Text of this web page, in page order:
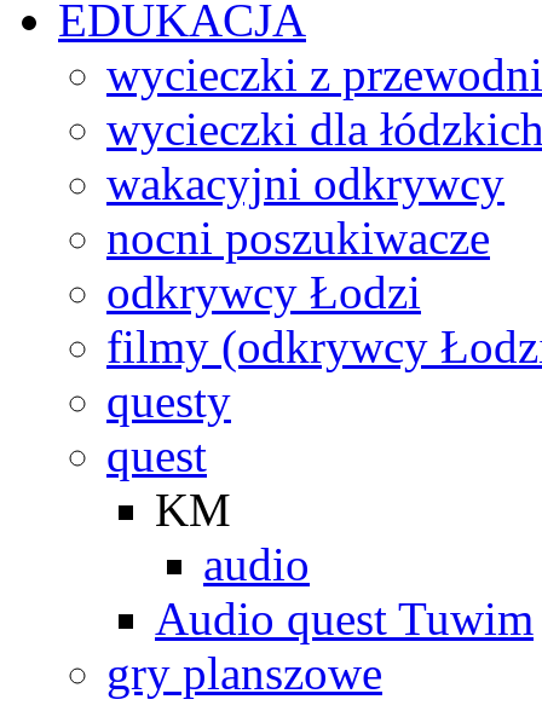
EDUKACJA
wycieczki z
wycieczki dla
wakacyjni odkrywcy
nocni poszukiwacze
odkrywcy Łodzi
filmy (odkrywcy
questy
quest
KM
audio
Audio quest Tuwim
gry planszowe